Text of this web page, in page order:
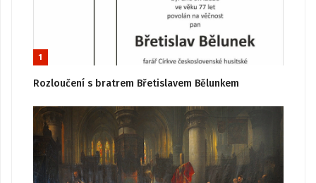
1
Rozloučení s bratrem Břetislavem Bělunkem